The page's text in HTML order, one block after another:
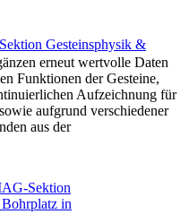
Gesteinsphysik &
erneut wertvolle Daten
Funktionen der Gesteine,
Aufzeichnung für
aufgrund verschiedener
aus der